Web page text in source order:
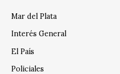
Mar del Plata
Interés General
El País
Policiales